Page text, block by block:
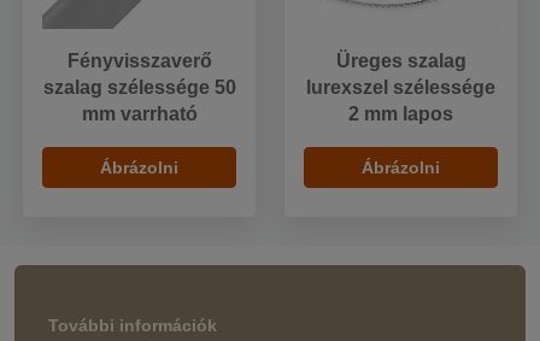
Fényvisszaverő
szalag szélessége 50
mm varrható
Ábrázolni
Üreges szalag
lurexszel szélessége
2 mm lapos
Ábrázolni
További információk